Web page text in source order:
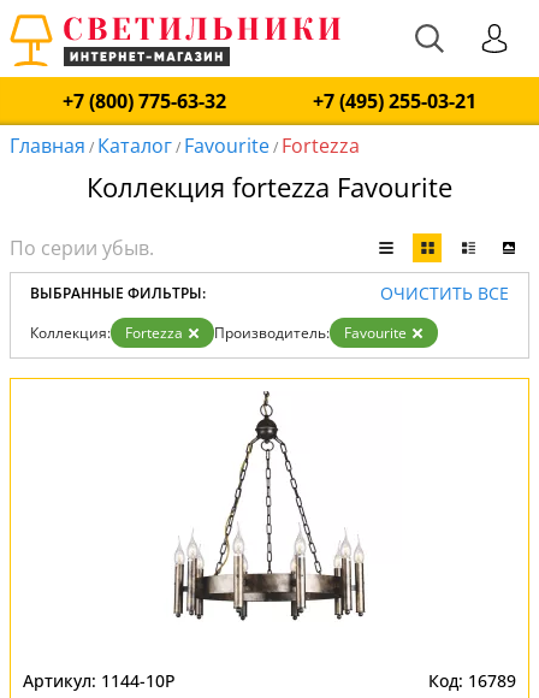
+7 (800) 775-63-32
+7 (495) 255-03-21
Главная / Каталог/ Favourite/ Fortezza
Коллекция fortezza Favourite
ВЫБРАННЫЕ ФИЛЬТРЫ: ОЧИСТИТЬ ВСЕ
Коллекция: Fortezza Производитель: Favourite
1144-10P 16789